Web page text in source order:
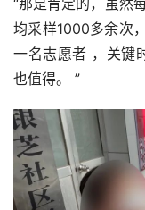
均采样1000多余次
一名志愿者 ，关键
也值得。 ”